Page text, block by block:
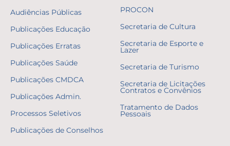
Audiências Públicas
Publicações Educação
Publicações Erratas
Publicações Saúde
Publicações CMDCA
Publicações Admin.
Processos Seletivos
Publicações de Conselhos
PROCON
Secretaria de Cultura
Secretaria de Esporte e
Lazer
Secretaria de Turismo
Secretaria de Licitações
Contratos e Convênios
Tratamento de Dados
Pessoais